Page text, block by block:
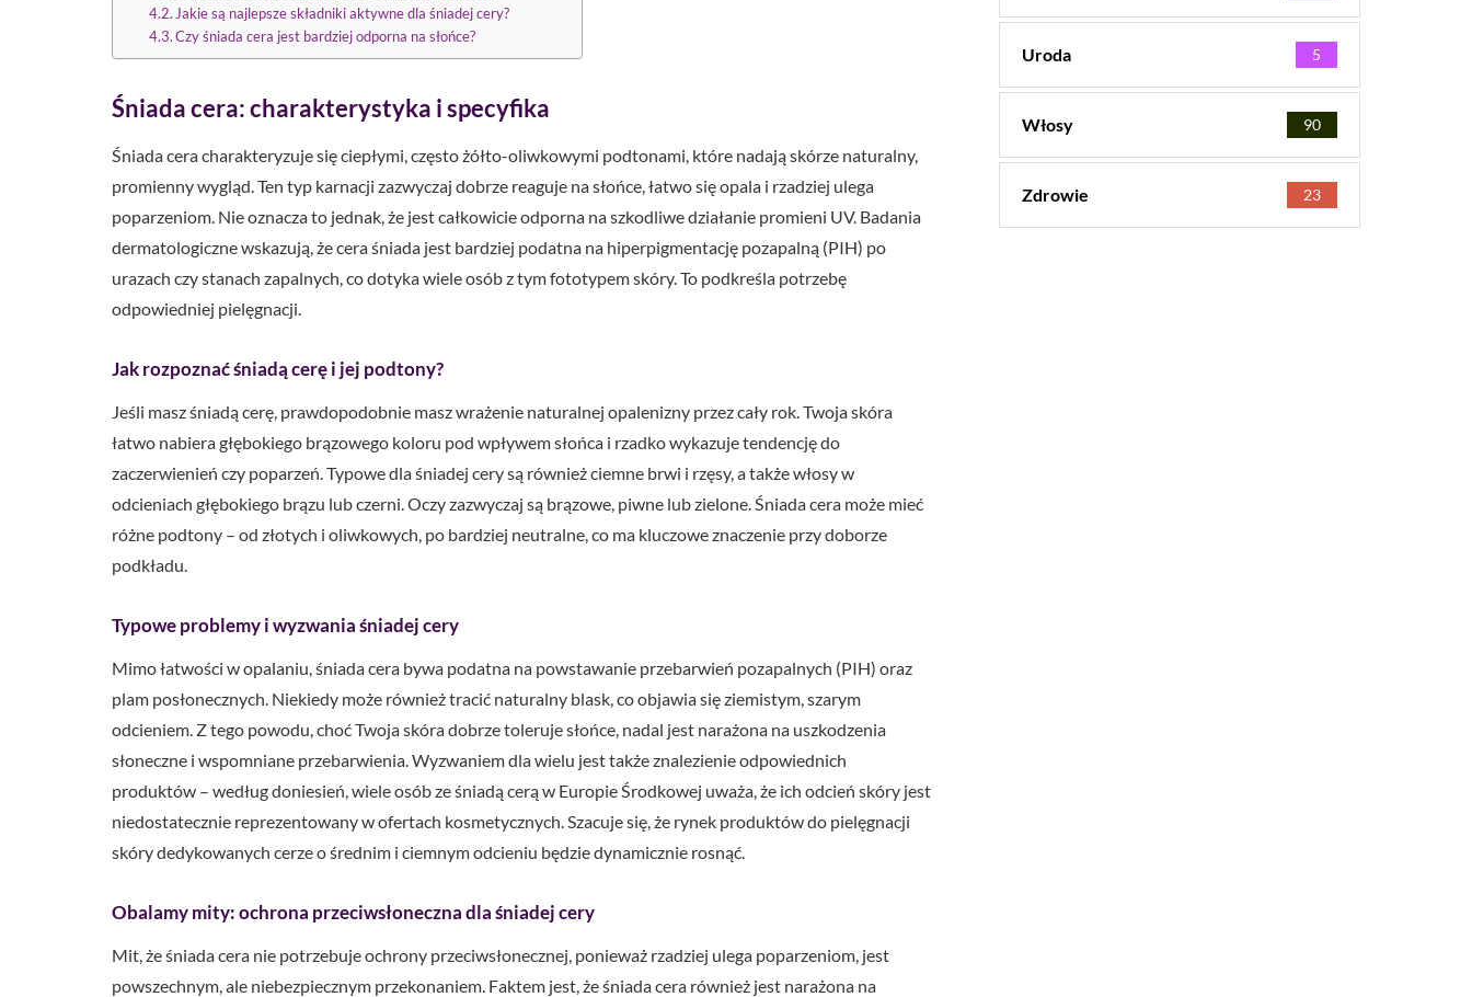
Jakie są najlepsze składniki aktywne dla śniadej cery?
Czy śniada cera jest bardziej odporna na słońce?
Śniada cera: charakterystyka i specyfika
Śniada cera charakteryzuje się ciepłymi, często żółto-oliwkowymi podtonami, które nadają skórze naturalny,
promienny wygląd. Ten typ karnacji zazwyczaj dobrze reaguje na słońce, łatwo się opala i rzadziej ulega
poparzeniom. Nie oznacza to jednak, że jest całkowicie odporna na szkodliwe działanie promieni UV. Badania
dermatologiczne wskazują, że cera śniada jest bardziej podatna na hiperpigmentację pozapalną (PIH) po
urazach czy stanach zapalnych, co dotyka wiele osób z tym fototypem skóry. To podkreśla potrzebę
odpowiedniej pielęgnacji.
Jak rozpoznać śniadą cerę i jej podtony?
Jeśli masz śniadą cerę, prawdopodobnie masz wrażenie naturalnej opalenizny przez cały rok. Twoja skóra
łatwo nabiera głębokiego brązowego koloru pod wpływem słońca i rzadko wykazuje tendencję do
zaczerwienień czy poparzeń. Typowe dla śniadej cery są również ciemne brwi i rzęsy, a także włosy w
odcieniach głębokiego brązu lub czerni. Oczy zazwyczaj są brązowe, piwne lub zielone. Śniada cera może mieć
różne podtony – od złotych i oliwkowych, po bardziej neutralne, co ma kluczowe znaczenie przy doborze
podkładu.
Typowe problemy i wyzwania śniadej cery
Mimo łatwości w opalaniu, śniada cera bywa podatna na powstawanie przebarwień pozapalnych (PIH) oraz
plam posłonecznych. Niekiedy może również tracić naturalny blask, co objawia się ziemistym, szarym
odcieniem. Z tego powodu, choć Twoja skóra dobrze toleruje słońce, nadal jest narażona na uszkodzenia
słoneczne i wspomniane przebarwienia. Wyzwaniem dla wielu jest także znalezienie odpowiednich
produktów – według doniesień, wiele osób ze śniadą cerą w Europie Środkowej uważa, że ich odcień skóry jest
niedostatecznie reprezentowany w ofertach kosmetycznych. Szacuje się, że rynek produktów do pielęgnacji
skóry dedykowanych cerze o średnim i ciemnym odcieniu będzie dynamicznie rosnąć.
Obalamy mity: ochrona przeciwsłoneczna dla śniadej cery
Mit, że śniada cera nie potrzebuje ochrony przeciwsłonecznej, ponieważ rzadziej ulega poparzeniom, jest
powszechnym, ale niebezpiecznym przekonaniem. Faktem jest, że śniada cera również jest narażona na
Uroda 5
Włosy 90
Zdrowie 23